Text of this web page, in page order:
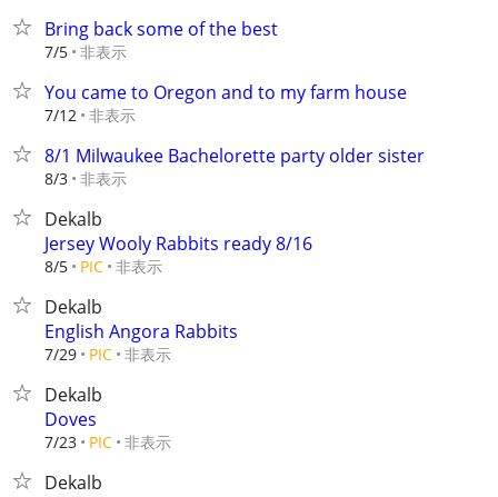
Bring back some of the best
7/5 非表示
You came to Oregon and to my farm house
7/12 非表示
8/1 Milwaukee Bachelorette party older sister
8/3 非表示
Dekalb
Jersey Wooly Rabbits ready 8/16
8/5 PIC 非表示
Dekalb
English Angora Rabbits
7/29 PIC 非表示
Dekalb
Doves
7/23 PIC 非表示
Dekalb